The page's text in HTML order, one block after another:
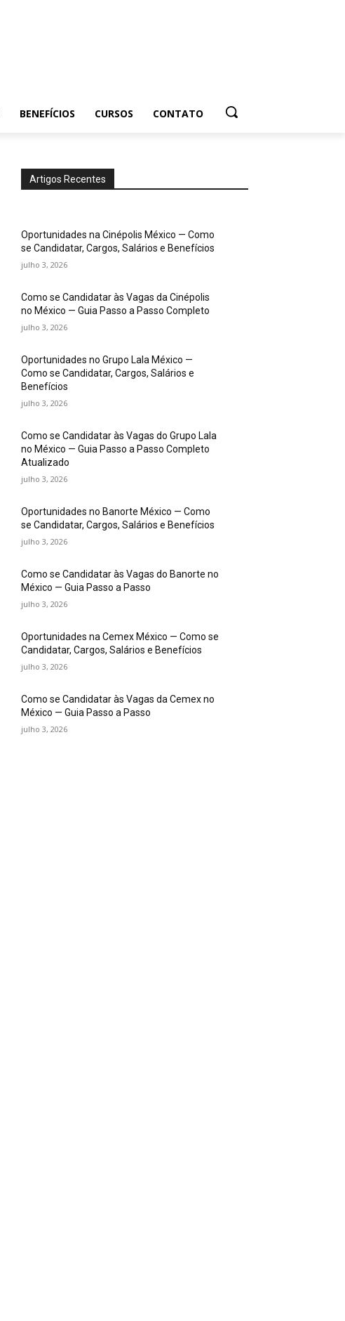
BENEFÍCIOS CURSOS CONTATO
Artigos Recentes
Oportunidades na Cinépolis México — Como
se Candidatar, Cargos, Salários e Benefícios
julho 3, 2026
Como se Candidatar às Vagas da Cinépolis
no México — Guia Passo a Passo Completo
julho 3, 2026
Oportunidades no Grupo Lala México —
Como se Candidatar, Cargos, Salários e
Benefícios
julho 3, 2026
Como se Candidatar às Vagas do Grupo Lala
no México — Guia Passo a Passo Completo
Atualizado
julho 3, 2026
Oportunidades no Banorte México — Como
se Candidatar, Cargos, Salários e Benefícios
julho 3, 2026
Como se Candidatar às Vagas do Banorte no
México — Guia Passo a Passo
julho 3, 2026
Oportunidades na Cemex México — Como se
Candidatar, Cargos, Salários e Benefícios
julho 3, 2026
Como se Candidatar às Vagas da Cemex no
México — Guia Passo a Passo
julho 3, 2026